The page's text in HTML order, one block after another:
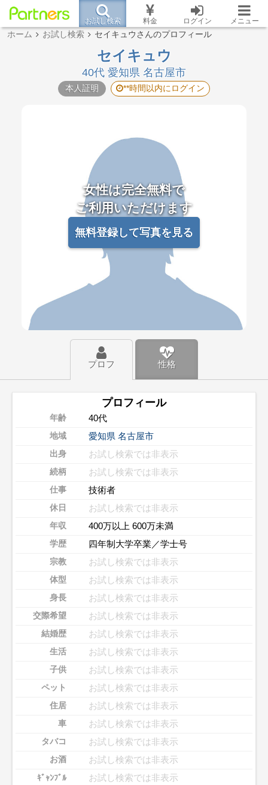
お試し検索 料金 ログイン メニュー
ホーム お試し検索 セイキュウさんのプロフィール
セイキュウ
40代 愛知県 名古屋市
本人証明 **時間以内にログイン
女性は完全無料で
ご利用いただけます
無料登録して写真を見る
プロフ 性格
プロフィール
年齢 40代
地域 愛知県 名古屋市
出身 お試し検索では非表示
続柄 お試し検索では非表示
仕事 技術者
休日 お試し検索では非表示
年収 400万以上 600万未満
学歴 四年制大学卒業／学士号
宗教 お試し検索では非表示
体型 お試し検索では非表示
身長 お試し検索では非表示
交際希望 お試し検索では非表示
結婚歴 お試し検索では非表示
生活 お試し検索では非表示
子供 お試し検索では非表示
ペット お試し検索では非表示
住居 お試し検索では非表示
車 お試し検索では非表示
タバコ お試し検索では非表示
お酒 お試し検索では非表示
ｷﾞｬﾝﾌﾞﾙ お試し検索では非表示